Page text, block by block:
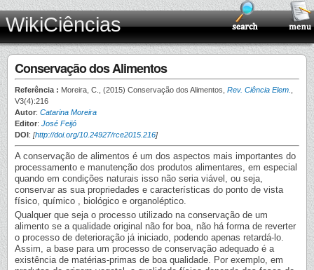
WikiCiências
Conservação dos Alimentos
Referência : Moreira, C., (2015) Conservação dos Alimentos, Rev. Ciência Elem.
V3(4):216
Autor: Catarina Moreira
Editor: José Feijó
DOI: [http://doi.org/10.24927/rce2015.216]
A conservação de alimentos é um dos aspectos mais importantes do
processamento e manutenção dos produtos alimentares, em especial
quando em condições naturais isso não seria viável, ou seja,
conservar as sua propriedades e características do ponto de vista
físico, químico , biológico e organoléptico.
Qualquer que seja o processo utilizado na conservação de um
alimento se a qualidade original não for boa, não há forma de reverter
o processo de deterioração já iniciado, podendo apenas retardá-lo.
Assim, a base para um processo de conservação adequado é a
existência de matérias-primas de boa qualidade. Por exemplo, em